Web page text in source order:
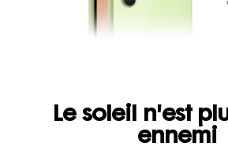
Le soleil n'est
ennemi